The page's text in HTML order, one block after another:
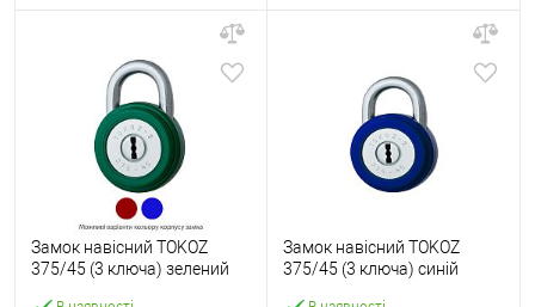
Замок навісний TOKOZ
375/45 (3 ключа) зелений
Замок навісний TOKOZ
375/45 (3 ключа) синій